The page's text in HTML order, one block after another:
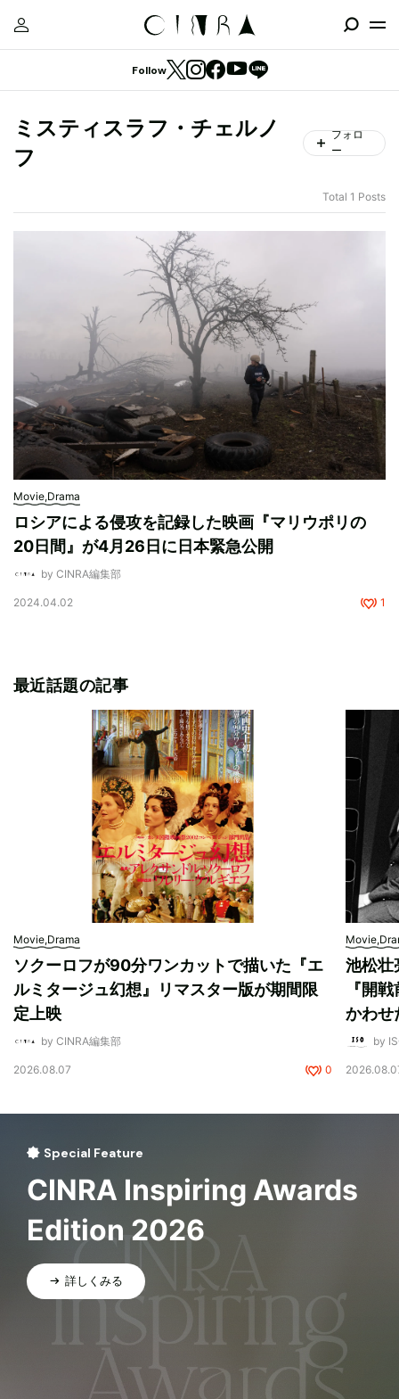
Follow
ミスティスラフ・チェルノ
フ
フォロ
ー
Total 1 Posts
Movie,Drama
ロシアによる侵攻を記録した映画『マリウポリの
20日間』が4月26日に日本緊急公開
by CINRA編集部
2024.04.02 1
最近話題の記事
Movie,Drama
ソクーロフが90分ワンカットで描いた『エ
ルミタージュ幻想』リマスター版が期間限
定上映
by CINRA編集部
2026.08.07 0
池松壮
『開
かわせ
by
Special Feature
CINRA Inspiring Awards
Edition 2026
詳しくみる